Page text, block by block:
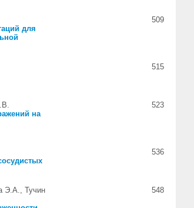
для
509
515
на
523
536
Э.А., Тучин
548